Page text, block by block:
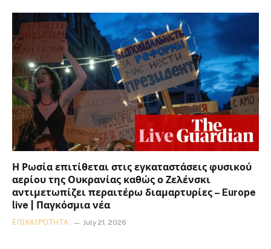
Η Ρωσία επιτίθεται στις εγκαταστάσεις φυσικού
αερίου της Ουκρανίας καθώς ο Ζελένσκι
αντιμετωπίζει περαιτέρω διαμαρτυρίες – Europe
live | Παγκόσμια νέα
ΕΠΙΚΑΙΡΌΤΗΤΑ July 21, 2026